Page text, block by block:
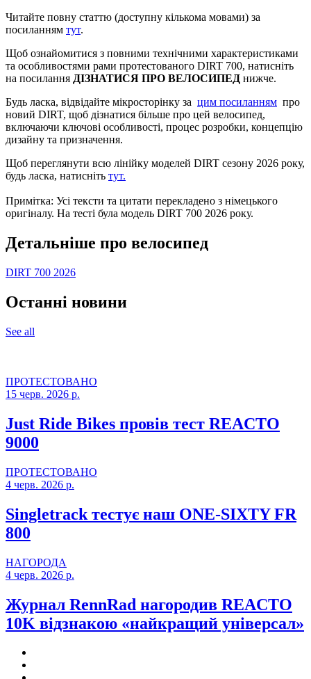
Читайте повну статтю (доступну кількома мовами) за
посиланням тут.
Щоб ознайомитися з повними технічними характеристиками
та особливостями рами протестованого DIRT 700, натисніть
на посилання ДІЗНАТИСЯ ПРО ВЕЛОСИПЕД нижче.
Будь ласка, відвідайте мікросторінку за цим посиланням про
новий DIRT, щоб дізнатися більше про цей велосипед,
включаючи ключові особливості, процес розробки, концепцію
дизайну та призначення.
Щоб переглянути всю лінійку моделей DIRT сезону 2026 року,
будь ласка, натисніть тут.
Примітка: Усі тексти та цитати перекладено з німецького
оригіналу. На тесті була модель DIRT 700 2026 року.
Детальнiше про велосипед
DIRT 700 2026
Останнi новини
See all
ПРОТЕСТОВАНО
15 черв. 2026 р.
Just Ride Bikes провів тест REACTO
9000
ПРОТЕСТОВАНО
4 черв. 2026 р.
Singletrack тестує наш ONE-SIXTY FR
800
НАГОРОДА
4 черв. 2026 р.
Журнал RennRad нагородив REACTO
10K відзнакою «найкращий універсал»